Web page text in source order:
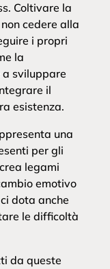
Coltivare la
cedere alla
i propri
la
a sviluppare
il
esistenza.
una
per gli
legami
emotivo
dota anche
le difficoltà
da queste